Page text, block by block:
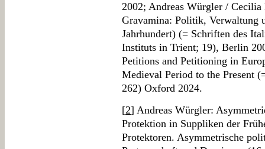
2002; Andreas Würgler /
Gravamina: Politik, Verwaltung
Jahrhundert) (= Schriften des
Instituts in Trient; 19), Berlin
Petitions and Petitioning in
Medieval Period to the Present
262) Oxford 2024.
[2] Andreas Würgler:
Protektion in Suppliken der
Protektoren. Asymmetrische